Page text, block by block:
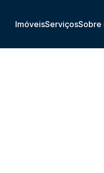
Sobre
Serviços
Imóveis